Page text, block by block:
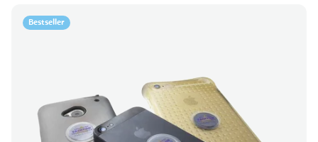
Bestseller